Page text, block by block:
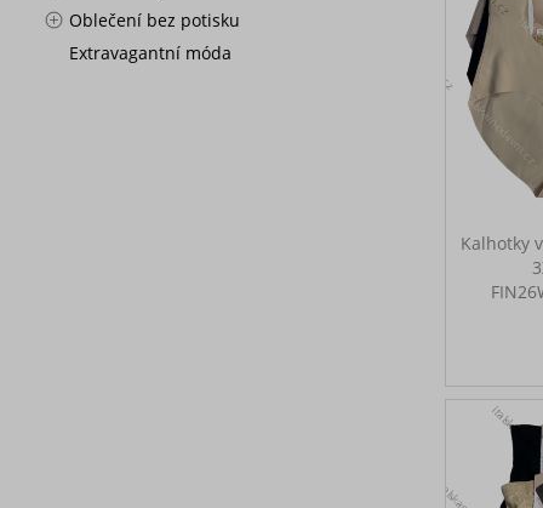
Oblečení bez potisku
Extravagantní móda
Kalhotky
gumu,
2XL:
výška
34 cm